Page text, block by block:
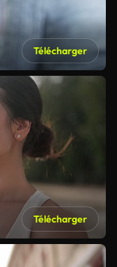
Télécharger
Télécharger